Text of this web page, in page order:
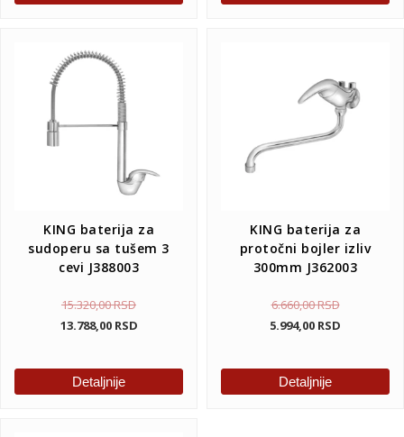
KING baterija za
sudoperu sa tušem 3
cevi J388003
15.320,00RSD
13.788,00 RSD
Detaljnije
KING baterija za
protočni bojler izliv
300mm J362003
6.660,00RSD
5.994,00 RSD
Detaljnije